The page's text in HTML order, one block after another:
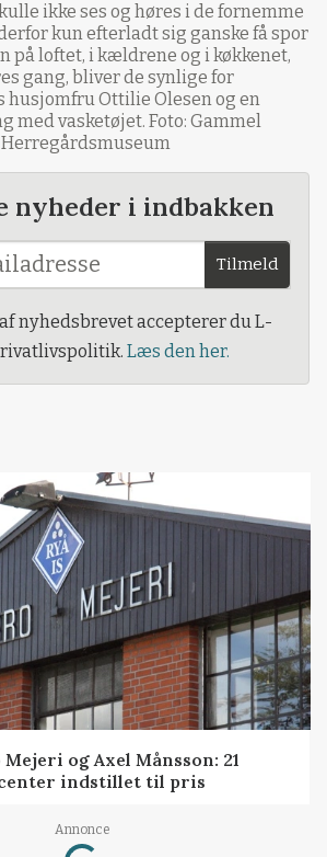
ikke ses og høres i de fornemme
kun efterladt sig ganske få spor
på loftet, i kældrene og i køkkenet,
gang, bliver de synlige for
husjomfru Ottilie Olesen og en
med vasketøjet. Foto: Gammel
nyheder i indbakken
Tilmeld
nyhedsbrevet accepterer du L-
Læs den her.
og Axel Månsson: 21
indstillet til pris
Annonce